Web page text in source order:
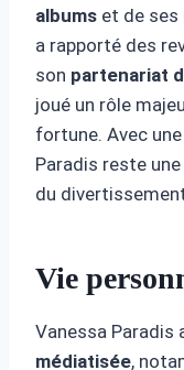
albums et de ses
a rapporté des
son partenariat
joué un rôle
fortune. Avec
Paradis reste une
du
Vie
Vanessa Paradis
médiatisée,